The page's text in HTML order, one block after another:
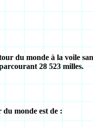
du monde à la voile
28 523 milles.
monde est de :